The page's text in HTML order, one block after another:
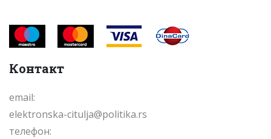
Контакт
email:
elektronska-citulja@politika.rs
телефон: